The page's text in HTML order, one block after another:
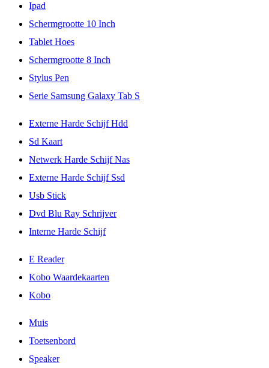
Ipad
Schermgrootte 10 Inch
Tablet Hoes
Schermgrootte 8 Inch
Stylus Pen
Serie Samsung Galaxy Tab S
Externe Harde Schijf Hdd
Sd Kaart
Netwerk Harde Schijf Nas
Externe Harde Schijf Ssd
Usb Stick
Dvd Blu Ray Schrijver
Interne Harde Schijf
E Reader
Kobo Waardekaarten
Kobo
Muis
Toetsenbord
Speaker